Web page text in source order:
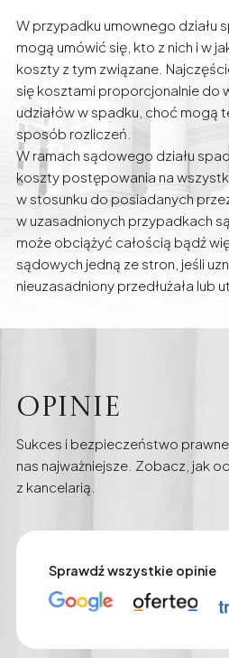
W przypadku umownego działu
mogą umówić się, kto z nich i w
koszty z tym związane.
się kosztami proporcjonalnie do
udziałów w spadku, choć mogą
sposób rozliczeń.
W ramach sądowego działu
koszty postępowania na
w stosunku do posiadanych
w uzasadnionych przypadkach
może obciążyć całością bądź
sądowych jedną ze stron, jeśli
nieuzasadniony przedłużała lub
Opinie
Sukces i bezpieczeństwo
nas najważniejsze. Zobacz, jak
z kancelarią.
Sprawdź wszystkie opinie